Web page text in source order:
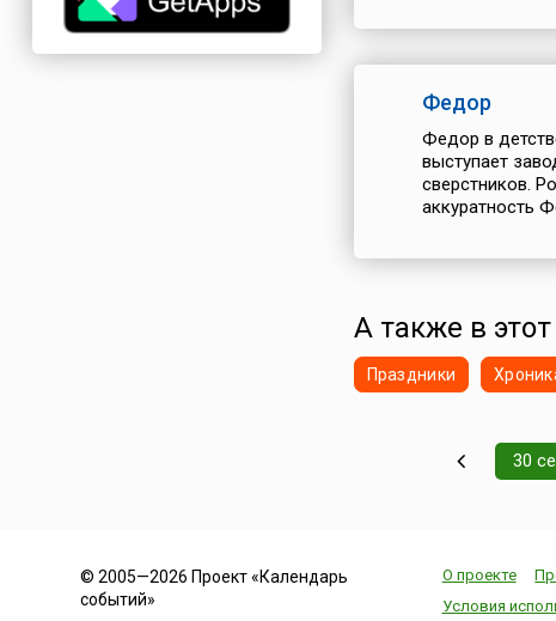
Федор
Федор в
выступает
сверстников.
аккуратность
А также в
Праздники
30
© 2005—2026 Проект «Календарь
событий»
О проекте
Условия